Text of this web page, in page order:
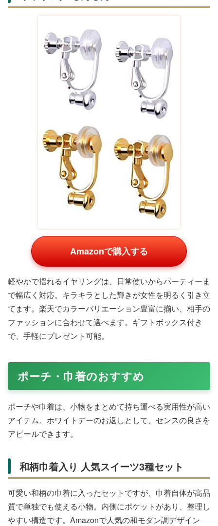
Amazonで購入する
軽やかで揺れるイヤリングは、日常使いからパーティーま
で幅広く対応。キラキラとした輝きが女性を明るく引き立
てます。楽天でカラーバリエーション豊富に揃い、相手の
ファッションに合わせて選べます。ギフトボックス付き
で、手軽にプレゼント可能。
ポーチ・巾着のおすすめ
ポーチや巾着は、小物をまとめて持ち運べる実用性が高い
アイテム。ホワイトデーのお返しとして、センスの良さを
アピールできます。
和柄巾着入り 人気スイーツ3種セット
可愛い和柄の巾着に入ったセットですが、巾着自体が高品
質で単独でも使える小物。内側にポケットがあり、整理し
やすい構造です。Amazonで人気の和モダン調デザイン